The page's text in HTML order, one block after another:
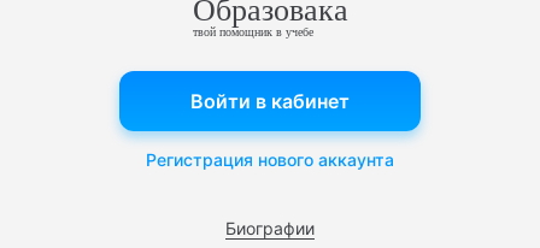
Образовака
твой помощник в учебе
Биографии
Войти в кабинет
Регистрация нового аккаунта